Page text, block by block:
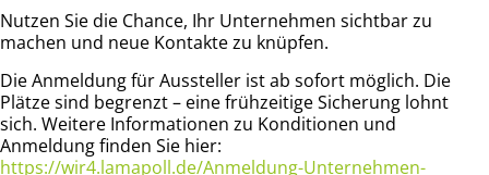
Nutzen Sie die Chance, Ihr Unternehmen sichtbar zu
machen und neue Kontakte zu knüpfen.
Die Anmeldung für Aussteller ist ab sofort möglich. Die
Plätze sind begrenzt – eine frühzeitige Sicherung lohnt
sich. Weitere Informationen zu Konditionen und
Anmeldung finden Sie hier:
https://wir4.lamapoll.de/Anmeldung-Unternehmen-